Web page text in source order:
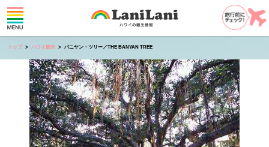
トップ ハワイ観光 バニヤン・ツリー／THE BANYAN TREE